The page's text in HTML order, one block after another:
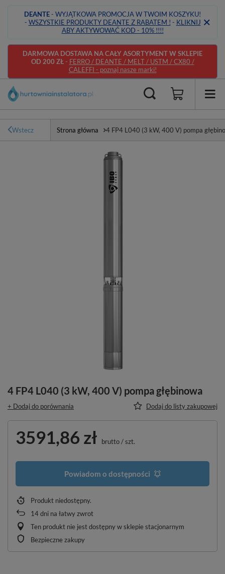
DEANTE- WYJĄTKOWA PROMOCJA W TWOIM KOSZYKU!
- WSZYSTKIE PRODUKTY DEANTE Z RABATEM ! - KLIKNIJ
ABY AKTYWOWAĆ KOD - 10% !!!!
DARMOWA DOSTAWA NA CAŁY ASORTYMENT W SKLEPIE
OD 200 ZŁ- FERRO / DEANTE / MELT / USTM / CX80 /
CALEFFI - poznaj nasze marki!
Wstecz Strona główna 4 FP4 L040 (3 kW, 400 V) pompa
4 FP4 L040 (3 kW, 400 V) pompa głębinowa
+ Dodaj do porównania Dodaj do listy zakupowej
3591,86 zł brutto/szt.
Powiadom o dostępności
Produkt niedostępny
14dni na łatwy zwrot
Ten produkt nie jest dostępny w sklepie stacjonarnym
Bezpieczne zakupy